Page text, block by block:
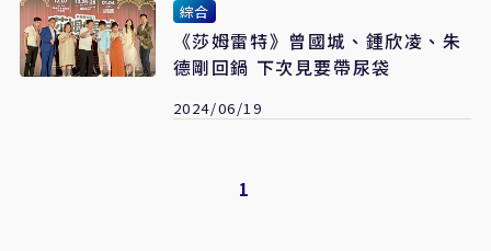
綜合
《莎姆雷特》曾國城、鍾欣凌、朱
德剛回鍋 下次見要帶尿袋
2024/06/19
1